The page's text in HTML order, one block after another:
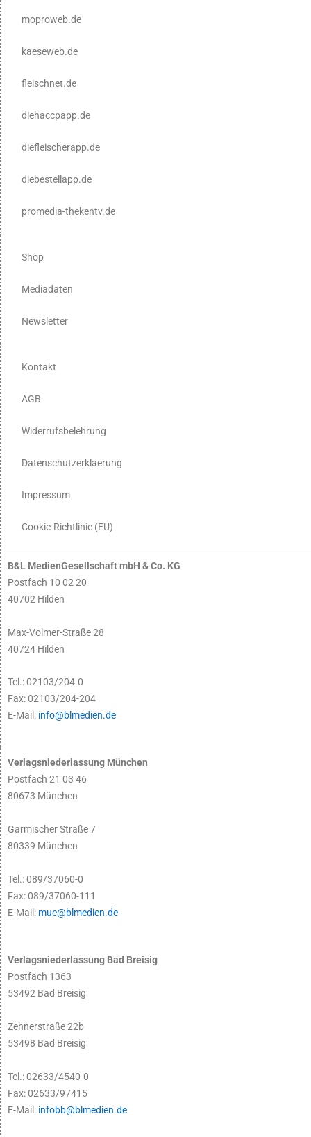
moproweb.de
kaeseweb.de
fleischnet.de
diehaccpapp.de
diefleischerapp.de
diebestellapp.de
promedia-thekentv.de
Shop
Mediadaten
Newsletter
Kontakt
AGB
Widerrufsbelehrung
Datenschutzerklaerung
Impressum
Cookie-Richtlinie (EU)
B&L MedienGesellschaft mbH & Co. KG
Postfach 10 02 20
40702 Hilden
Max-Volmer-Straße 28
40724 Hilden
Tel.: 02103/204-0
Fax: 02103/204-204
E-Mail: info@blmedien.de
Verlagsniederlassung München
Postfach 21 03 46
80673 München
Garmischer Straße 7
80339 München
Tel.: 089/37060-0
Fax: 089/37060-111
E-Mail: muc@blmedien.de
Verlagsniederlassung Bad Breisig
Postfach 1363
53492 Bad Breisig
Zehnerstraße 22b
53498 Bad Breisig
Tel.: 02633/4540-0
Fax: 02633/97415
E-Mail: infobb@blmedien.de